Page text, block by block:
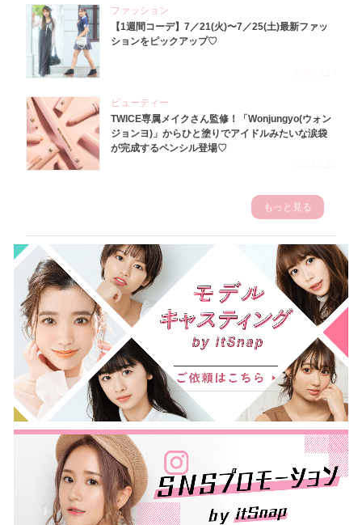
ファッション
【1週間コーデ】7／21(火)〜7／25(土)最新ファッ
ションをピックアップ♡
ビューティー
TWICE専属メイクさん監修！「Wonjungyo(ウォン
ジョンヨ)」からひと塗りでアイドルみたいな涙袋
が完成するペンシル登場♡
もっと見る